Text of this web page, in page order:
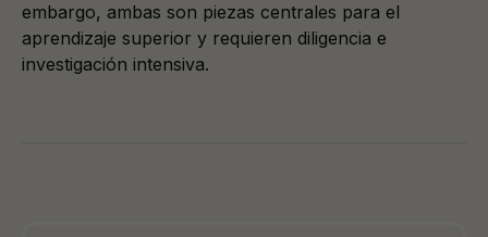
embargo, ambas son piezas centrales para el
aprendizaje superior y requieren diligencia e
investigación intensiva.